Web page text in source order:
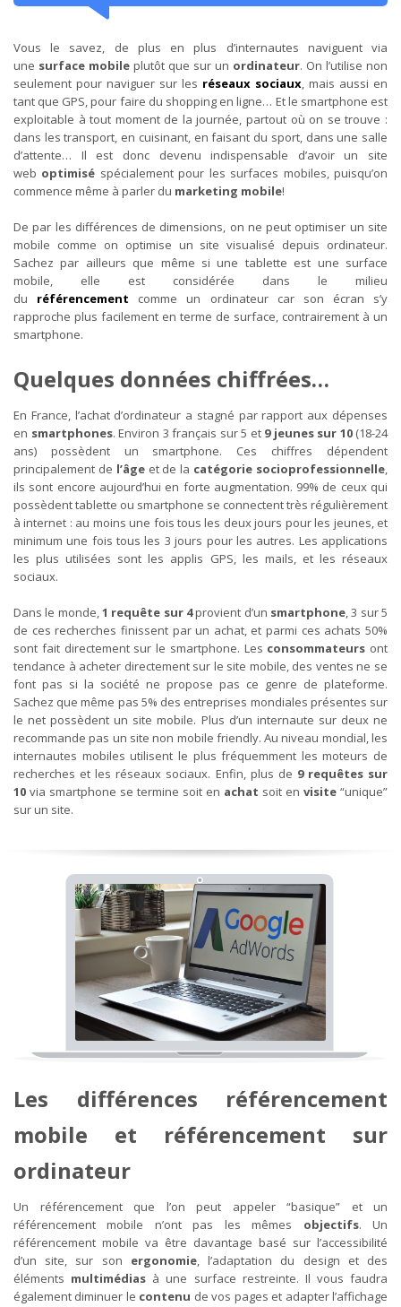
Vous le savez, de plus en plus d’internautes naviguent via
une surface mobile plutôt que sur un ordinateur. On l’utilise non
seulement pour naviguer sur les réseaux sociaux, mais aussi en
tant que GPS, pour faire du shopping en ligne… Et le smartphone est
exploitable à tout moment de la journée, partout où on se trouve :
dans les transport, en cuisinant, en faisant du sport, dans une salle
d’attente… Il est donc devenu indispensable d’avoir un site
web optimisé spécialement pour les surfaces mobiles, puisqu’on
commence même à parler du marketing mobile!
De par les différences de dimensions, on ne peut optimiser un site
mobile comme on optimise un site visualisé depuis ordinateur.
Sachez par ailleurs que même si une tablette est une surface
mobile, elle est considérée dans le milieu
du référencement comme un ordinateur car son écran s’y
rapproche plus facilement en terme de surface, contrairement à un
smartphone.
Quelques données chiffrées…
En France, l’achat d’ordinateur a stagné par rapport aux dépenses
en smartphones. Environ 3 français sur 5 et 9 jeunes sur 10 (18-24
ans) possèdent un smartphone. Ces chiffres dépendent
principalement de l’âge et de la catégorie socioprofessionnelle,
ils sont encore aujourd’hui en forte augmentation. 99% de ceux qui
possèdent tablette ou smartphone se connectent très régulièrement
à internet : au moins une fois tous les deux jours pour les jeunes, et
minimum une fois tous les 3 jours pour les autres. Les applications
les plus utilisées sont les applis GPS, les mails, et les réseaux
sociaux.
Dans le monde,1 requête sur 4provient d’un smartphone, 3 sur 5
de ces recherches finissent par un achat, et parmi ces achats 50%
sont fait directement sur le smartphone. Les consommateurs ont
tendance à acheter directement sur le site mobile, des ventes ne se
font pas si la société ne propose pas ce genre de plateforme.
Sachez que même pas 5% des entreprises mondiales présentes sur
le net possèdent un site mobile. Plus d’un internaute sur deux ne
recommande pas un site non mobile friendly. Au niveau mondial, les
internautes mobiles utilisent le plus fréquemment les moteurs de
recherches et les réseaux sociaux. Enfin, plus de 9 requêtes sur
10 via smartphone se termine soit en achat soit en visite “unique”
sur un site.
Les différences référencement
mobile et référencement sur
ordinateur
Un référencement que l’on peut appeler “basique” et un
référencement mobile n’ont pas les mêmes objectifs. Un
référencement mobile va être davantage basé sur l’accessibilité
d’un site, sur son ergonomie, l’adaptation du design et des
éléments multimédias à une surface restreinte. Il vous faudra
également diminuer le contenu de vos pages et adapter l’affichage